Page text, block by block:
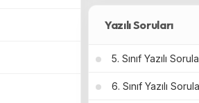
Yazılı Soruları
5. Sınıf Yazılı
6. Sınıf Yazılı